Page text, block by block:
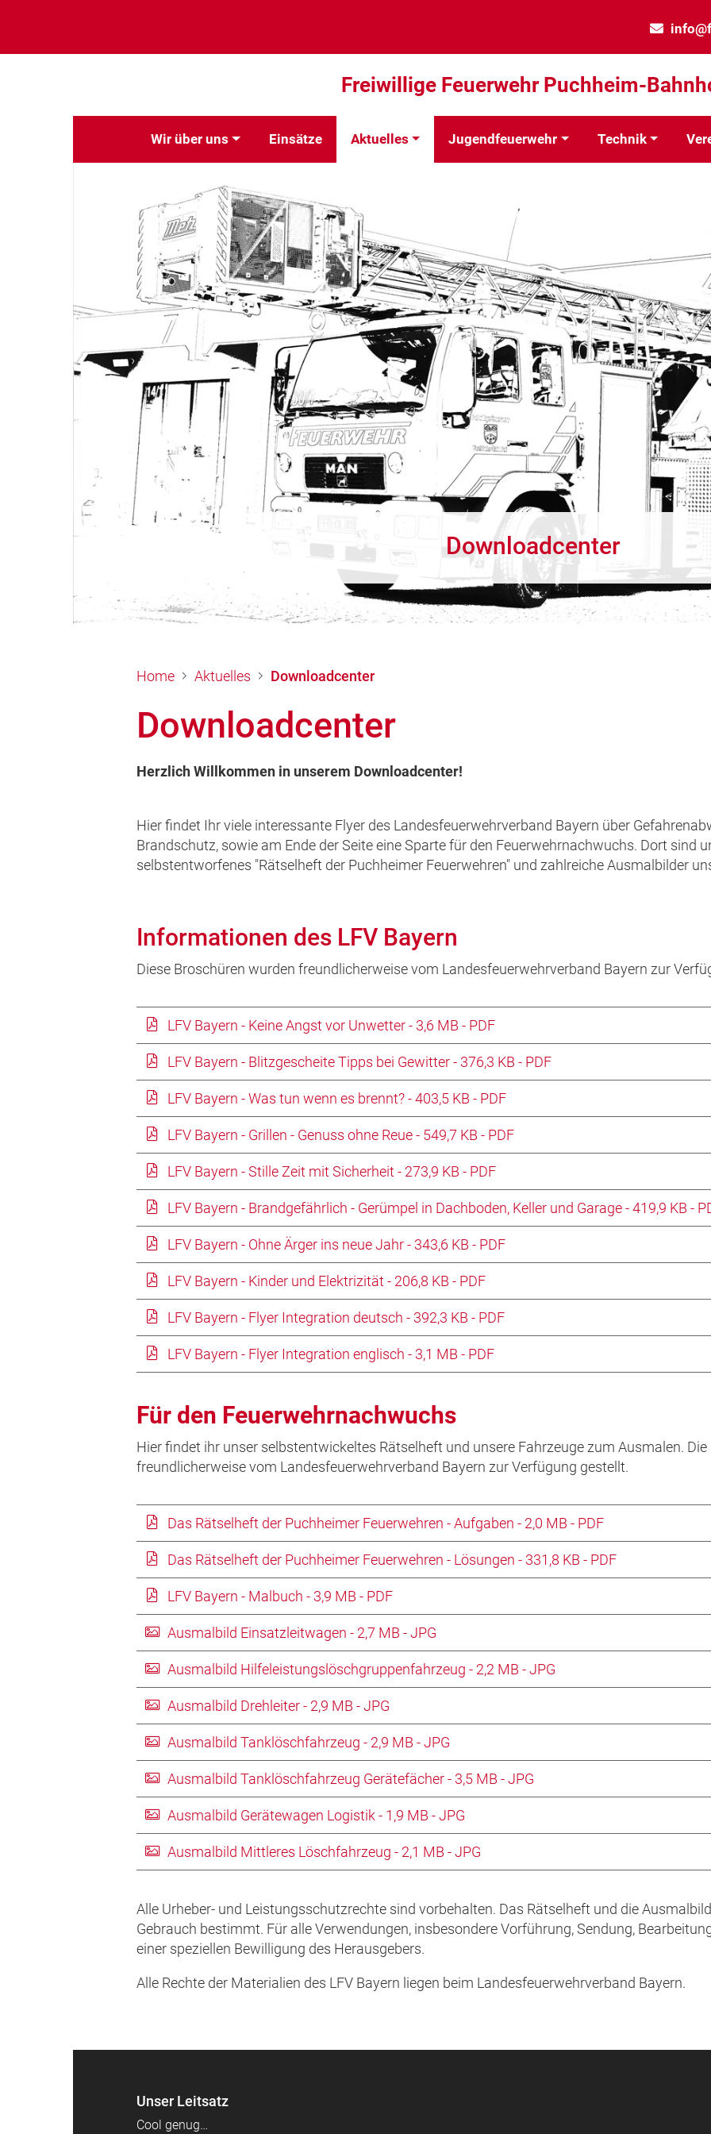
Freiwillige Feuerwehr Puchheim-
Wir über uns Einsätze Aktuelles Jugendfeuerwehr Technik
Downloadcenter
Home Aktuelles Downloadcenter
Downloadcenter
Herzlich Willkommen in unserem Downloadcenter!
Hier findet Ihr viele interessante Flyer des Landesfeuerwehrverband Bayern über
Brandschutz, sowie am Ende der Seite eine Sparte für den Feuerwehrnachwuchs. Dort sind
selbstentworfenes "Rätselheft der Puchheimer Feuerwehren" und zahlreiche Ausmalbilder
Informationen des LFV Bayern
Diese Broschüren wurden freundlicherweise vom Landesfeuerwehrverband Bayern zur
LFV Bayern - Keine Angst vor Unwetter - 3,6 MB - PDF
LFV Bayern - Blitzgescheite Tipps bei Gewitter - 376,3 KB - PDF
LFV Bayern - Was tun wenn es brennt? - 403,5 KB - PDF
LFV Bayern - Grillen - Genuss ohne Reue - 549,7 KB - PDF
LFV Bayern - Stille Zeit mit Sicherheit - 273,9 KB - PDF
LFV Bayern - Brandgefährlich - Gerümpel in Dachboden, Keller und Garage - 419,9 KB -
LFV Bayern - Ohne Ärger ins neue Jahr - 343,6 KB - PDF
LFV Bayern - Kinder und Elektrizität - 206,8 KB - PDF
LFV Bayern - Flyer Integration deutsch - 392,3 KB - PDF
LFV Bayern - Flyer Integration englisch - 3,1 MB - PDF
Für den Feuerwehrnachwuchs
Hier findet ihr unser selbstentwickeltes Rätselheft und unsere Fahrzeuge zum Ausmalen.
freundlicherweise vom Landesfeuerwehrverband Bayern zur Verfügung gestellt.
Das Rätselheft der Puchheimer Feuerwehren - Aufgaben - 2,0 MB - PDF
Das Rätselheft der Puchheimer Feuerwehren - Lösungen - 331,8 KB - PDF
LFV Bayern - Malbuch - 3,9 MB - PDF
Ausmalbild Einsatzleitwagen - 2,7 MB - JPG
Ausmalbild Hilfeleistungslöschgruppenfahrzeug - 2,2 MB - JPG
Ausmalbild Drehleiter - 2,9 MB - JPG
Ausmalbild Tanklöschfahrzeug - 2,9 MB - JPG
Ausmalbild Tanklöschfahrzeug Gerätefächer - 3,5 MB - JPG
Ausmalbild Gerätewagen Logistik - 1,9 MB - JPG
Ausmalbild Mittleres Löschfahrzeug - 2,1 MB - JPG
Alle Urheber- und Leistungsschutzrechte sind vorbehalten. Das Rätselheft und die
Gebrauch bestimmt. Für alle Verwendungen, insbesondere Vorführung, Sendung,
einer speziellen Bewilligung des Herausgebers.
Alle Rechte der Materialien des LFV Bayern liegen beim Landesfeuerwehrverband Bayern.
Unser Leitsatz
Cool genug…